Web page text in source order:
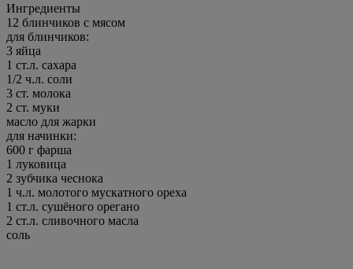
Ингредиенты
12 блинчиков с мясом
для блинчиков:
3 яйца
1 ст.л. сахара
1/2 ч.л. соли
3 ст. молока
2 ст. муки
масло для жарки
для начинки:
600 г фарша
1 луковица
2 зубчика чеснока
1 ч.л. молотого мускатного ореха
1 ст.л. сушёного орегано
2 ст.л. сливочного масла
соль